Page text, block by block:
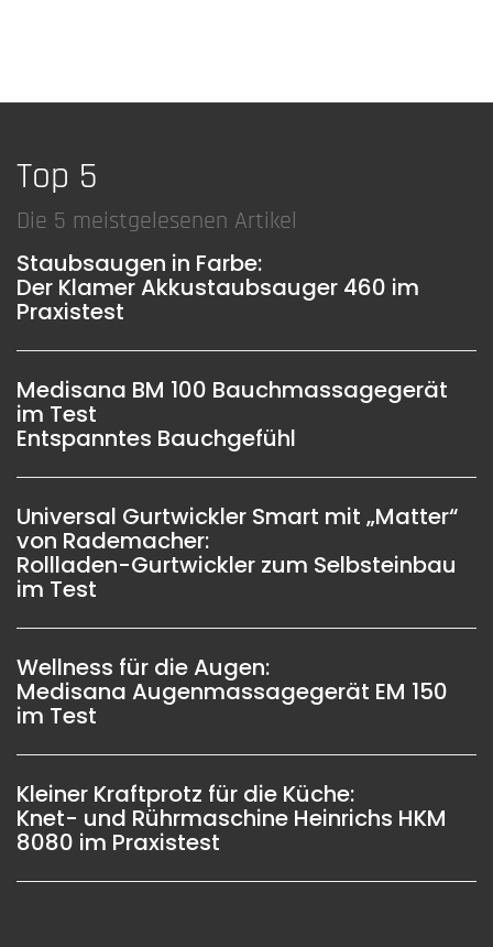
Top 5
Die 5 meistgelesenen Artikel
Staubsaugen in Farbe:
Der Klamer Akkustaubsauger 460 im
Praxistest
Medisana BM 100 Bauchmassagegerät
im Test
Entspanntes Bauchgefühl
Universal Gurtwickler Smart mit „Matter“
von Rademacher:
Rollladen-Gurtwickler zum Selbsteinbau
im Test
Wellness für die Augen:
Medisana Augenmassagegerät EM 150
im Test
Kleiner Kraftprotz für die Küche:
Knet- und Rührmaschine Heinrichs HKM
8080 im Praxistest